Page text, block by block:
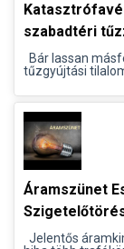
szabadtéri
Bár lassan
tűzgyújtási
Áramszünet
Jelentős